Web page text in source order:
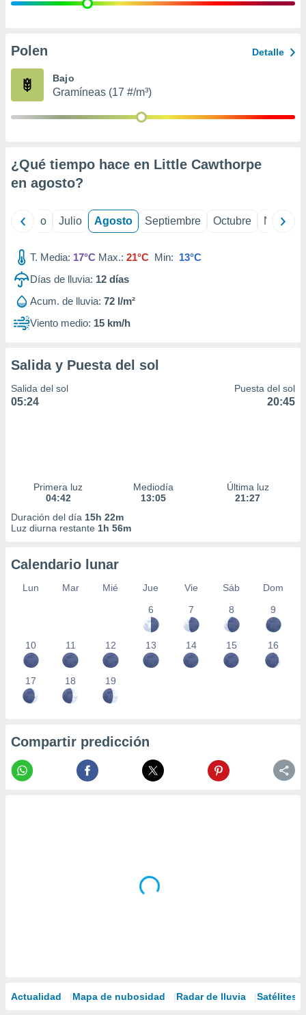
e
publicidad
Polen Detalle
Bajo
Gramíneas (17 #/m³)
¿Qué tiempo hace en Little Cawthorpe
en agosto?
Junio Julio Agosto Septiembre Octubre
T. Media: 17°C Max.: 21°C Min: 13°C
Días de lluvia: 12 días
Acum. de lluvia: 72 l/m²
Viento medio: 15 km/h
Salida y Puesta del sol
Salida del sol
05:24
Puesta del sol
20:45
Primera luz
04:42
Mediodía
13:05
Última luz
21:27
Duración del día 15h 22m
Luz diurna restante 1h 56m
Calendario lunar
Lun Mar Mié Jue Vie Sáb
Dom
6
7 8 9
10 11 12 13 14 15 16
17 18 19
Compartir predicción
Actualidad Mapa de nubosidad Radar de lluvia Satélites